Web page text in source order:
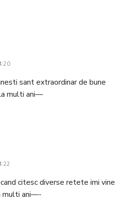
sant extraordinar de bune
multi ani—
citesc diverse retete imi vine
multi ani—-